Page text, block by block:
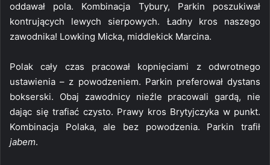
oddawał pola. Kombinacja Tybury, Parkin poszukiwał
kontrujących lewych sierpowych. Ładny kros naszego
zawodnika! Lowking Micka, middlekick Marcina.
Polak cały czas pracował kopnięciami z odwrotnego
ustawienia – z powodzeniem. Parkin preferował dystans
bokserski. Obaj zawodnicy nieźle pracowali gardą, nie
dając się trafiać czysto. Prawy kros Brytyjczyka w punkt.
Kombinacja Polaka, ale bez powodzenia. Parkin trafił
jabem.